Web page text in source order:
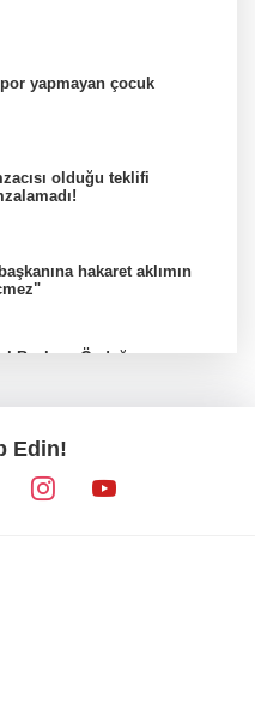
yapmayan çocuk
olduğu teklifi
hakaret aklımın
Başkanı Özdağ:
Balıkesir'e "Bayrak
çağrısında bulundu!
Edin!